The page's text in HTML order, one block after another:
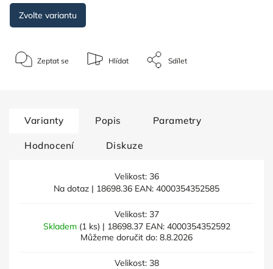
Zvolte variantu
Zeptat se Hlídat Sdílet
Varianty Popis Parametry
Hodnocení Diskuze
Velikost: 36
Na dotaz | 18698.36 EAN: 4000354352585
Velikost: 37
Skladem (1 ks) | 18698.37 EAN: 4000354352592
Můžeme doručit do: 8.8.2026
Velikost: 38